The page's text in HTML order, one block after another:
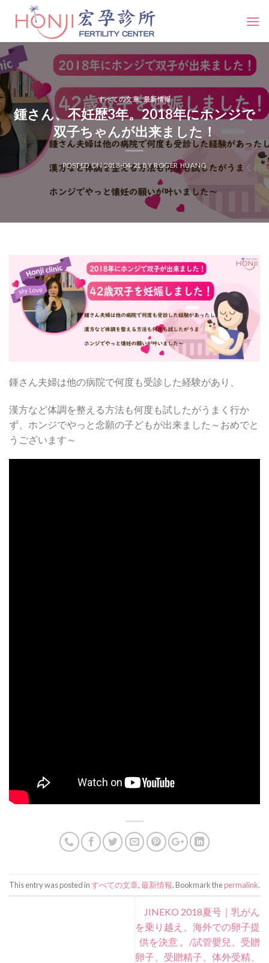
すべての文章,最新情報
鍾さん、不妊歴3年。2018年にホンジで
双子ちゃんが出来ました！​
POSTED ON2018-04-21BYROGER HUANG
鍾さん夫婦は他の病院で何度も受診した経験があり、
漢方など体調を整える方法も何度も試したがうまく行か
ず、 ホンジでやっと念願の子どもが出来ました​～ おめでと
うございます～
This entry was posted inすべての文章,最新情報. Bookmark thepermalink.
JINEKO 2018夏号｜乳がん
を乗り越え、海外での卵子提
供を決意 。/試管嬰兒、受贈
卵子、受贈精子、体外受精、